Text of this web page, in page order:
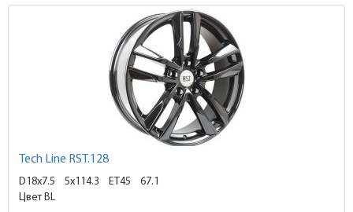
Tech Line RST.128
D18x7.5 5x114.3 ET45
67.1
Цвет BL